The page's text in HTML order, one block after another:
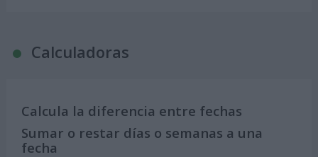
Calculadoras
Calcula la diferencia entre fechas
Sumar o restar días o semanas a una
fecha